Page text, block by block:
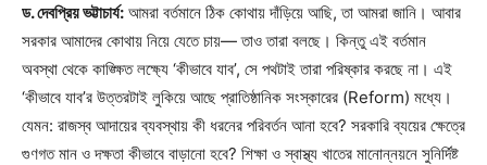
ড. দেবপ্রিয় ভট্টাচার্য: আমরা বর্তমানে ঠিক কোথায় দাঁড়িয়ে আছি, তা আমরা জানি। আবার
সরকার আমাদের কোথায় নিয়ে যেতে চায়— তাও তারা বলছে। কিন্তু এই বর্তমান
অবস্থা থেকে কাঙ্ক্ষিত লক্ষ্যে ‘কীভাবে যাব’, সে পথটাই তারা পরিষ্কার করছে না। এই
‘কীভাবে যাব’র উত্তরটাই লুকিয়ে আছে প্রাতিষ্ঠানিক সংস্কারের (Reform) মধ্যে।
যেমন: রাজস্ব আদায়ের ব্যবস্থায় কী ধরনের পরিবর্তন আনা হবে? সরকারি ব্যয়ের ক্ষেত্রে
গুণগত মান ও দক্ষতা কীভাবে বাড়ানো হবে? শিক্ষা ও স্বাস্থ্য খাতের মানোন্নয়নে সুনির্দিষ্ট